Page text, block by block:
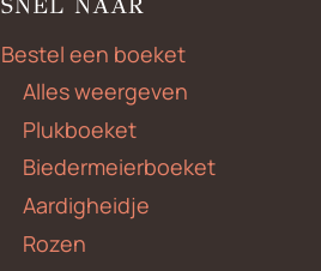
SNEL NAAR
Bestel een boeket
Alles weergeven
Plukboeket
Biedermeierboeket
Aardigheidje
Rozen